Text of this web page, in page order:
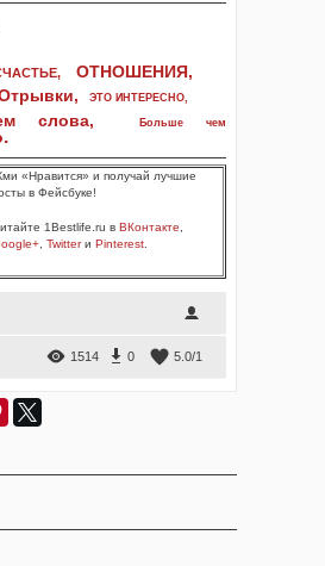
ОТНОШЕНИЯ,
, ЭТО ИНТЕРЕСНО,
слова,
Больше чем
.
«Нравится» и получай лучшие
в Фейсбуке!
1Bestlife.ru в ВКонтакте
Twitterи Pinterest
1514 0 5.0/1